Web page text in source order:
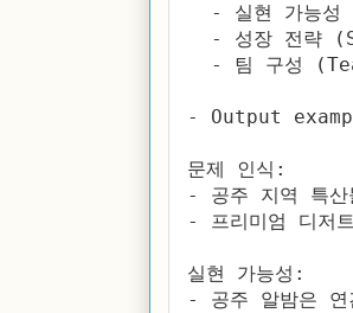
- 실현 가능
- 성장 전략
- 팀 구성
- Output
문제 인식:
- 공주 지역 특산
- 프리미엄 디저
실현 가능성:
- 공주 알밤은